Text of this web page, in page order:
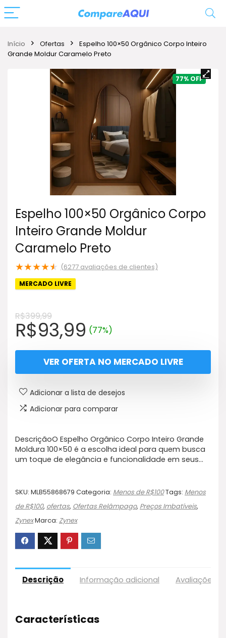
Início Ofertas
Espelho 100×50 Orgânico Corpo Inteiro
Grande Moldur Caramelo Preto
77%
Espelho 100×50 Orgânico Corpo
Inteiro Grande Moldur
Caramelo Preto
★★★★★ (6277 avaliações de clientes)
MERCADO LIVRE
R$399,99
O
preço
original
era:
R$399,99.
R$93,99O
preço
atual
é:
R$93,99.
(77%)
VER OFERTA NO MERCADO LIVRE
Adicionar a lista de desejos
Adicionar para comparar
DescriçãoO Espelho Orgânico Corpo Inteiro Grande
Moldura 100×50 é a escolha ideal para quem busca
um toque de elegância e funcionalidade em seus…
SKU: MLB55868679 Categoria: Menos de R$100Tags: Menos
de R$100, ofertas, Ofertas Relâmpago, Preços Imbatíveis,
ZynexMarca: Zynex
Descrição Informação adicional Avaliações
Características